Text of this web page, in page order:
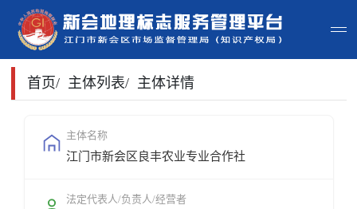
首页
政策法规
申请指南
首页/ 主体列表/ 主体详情
主体名称
江门市新会区良丰农业专业合作社
法定代表人/负责人/经营者